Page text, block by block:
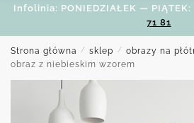
Infolinia: PONIEDZIAŁEK — PIĄTEK:
71 81
Strona główna / sklep / obrazy na
obraz z niebieskim wzorem